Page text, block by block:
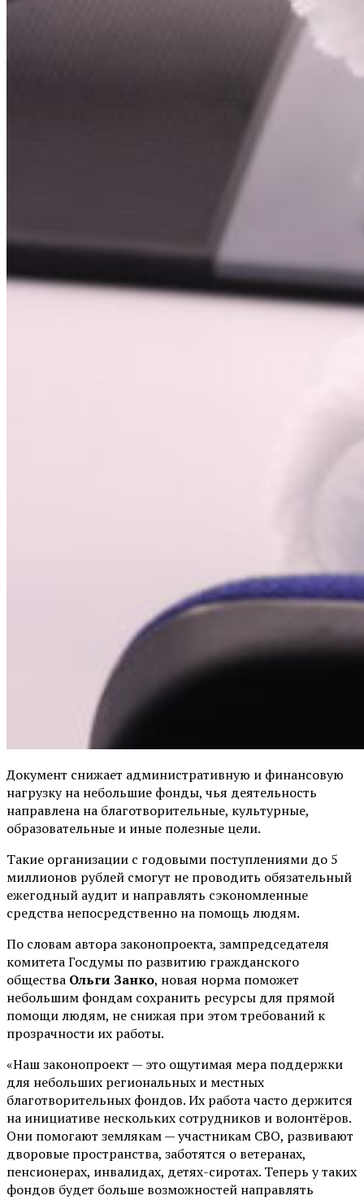
Документ снижает административную и финансовую
нагрузку на небольшие фонды, чья деятельность
направлена на благотворительные, культурные,
образовательные и иные полезные цели.
Такие организации с годовыми поступлениями до 5
миллионов рублей смогут не проводить обязательный
ежегодный аудит и направлять сэкономленные
средства непосредственно на помощь людям.
По словам автора законопроекта, зампредседателя
комитета Госдумы по развитию гражданского
общества Ольги Занко, новая норма поможет
небольшим фондам сохранить ресурсы для прямой
помощи людям, не снижая при этом требований к
прозрачности их работы.
«Наш законопроект — это ощутимая мера поддержки
для небольших региональных и местных
благотворительных фондов. Их работа часто держится
на инициативе нескольких сотрудников и волонтёров.
Они помогают землякам — участникам СВО, развивают
дворовые пространства, заботятся о ветеранах,
пенсионерах, инвалидах, детях-сиротах. Теперь у таких
фондов будет больше возможностей направлять